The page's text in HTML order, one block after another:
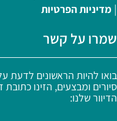
| מדיניותהפרטיות
שמרו על קשר
בואו להיות הראשונים לדעת
סיורים ומבצעים, הזינו
הדיוור שלנו: